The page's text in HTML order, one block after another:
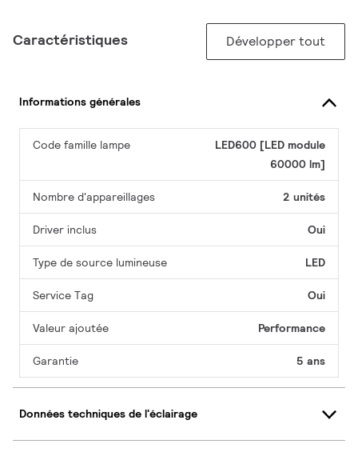
Caractéristiques Développer tout
Informations générales
Code famille lampe
LED600 [LED module
60000 lm]
Nombre d'appareillages 2 unités
Driver inclus Oui
Type de source lumineuse LED
Service Tag Oui
Valeur ajoutée Performance
Garantie 5 ans
Données techniques de l'éclairage